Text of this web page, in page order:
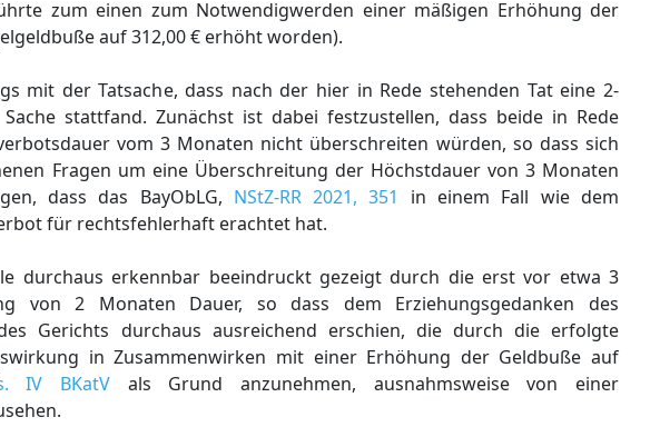
zum einen zum Notwendigwerden einer mäßigen Erhöhung der
auf 312,00 € erhöht worden).
mit der Tatsache, dass nach der hier in Rede stehenden Tat eine 2-
stattfand. Zunächst ist dabei festzustellen, dass beide in Rede
vom 3 Monaten nicht überschreiten würden, so dass sich
Fragen um eine Überschreitung der Höchstdauer von 3 Monaten
dass das BayObLG, NStZ-RR 2021, 351
in einem Fall wie dem
für rechtsfehlerhaft erachtet hat.
durchaus erkennbar beeindruckt gezeigt durch die erst vor etwa 3
von 2 Monaten Dauer, so dass dem Erziehungsgedanken des
Gerichts durchaus ausreichend erschien, die durch die erfolgte
in Zusammenwirken mit einer Erhöhung der Geldbuße auf
IV BKatV als Grund anzunehmen, ausnahmsweise von einer